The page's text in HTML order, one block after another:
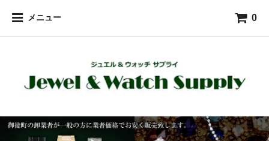
メニュー 0